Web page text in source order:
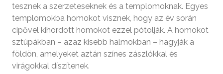
tesznek a szerzeteseknek és a templomoknak. Egyes
templomokba homokot visznek, hogy az év során
cipővel kihordott homokot ezzel pótolják. A homokot
sztúpákban – azaz kisebb halmokban – hagyják a
földön, amelyeket aztán színes zászlókkal és
virágokkal díszítenek.